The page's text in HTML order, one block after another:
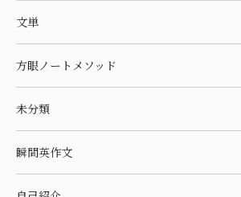
文単
方眼ノートメソッド
未分類
瞬間英作文